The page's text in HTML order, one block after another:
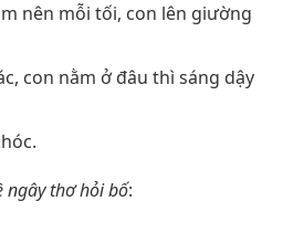
nên mỗi tối, con lên giường
con nằm ở đâu thì sáng dậy
ngây thơ hỏi bố: